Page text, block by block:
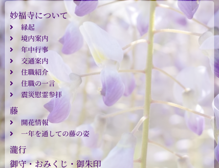
妙福寺について
縁起
境内案内
年中行事
交通案内
住職紹介
住職の一言
震災慰霊参拝
藤
開花情報
一年を通しての藤の姿
瀧行
御守・おみくじ・御朱印